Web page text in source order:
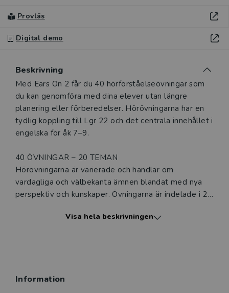
Provläs
Digital demo
Beskrivning
Beskrivning
Med Ears On 2 får du 40 hörförståelseövningar som
du kan genomföra med dina elever utan längre
planering eller förberedelser. Hörövningarna har en
tydlig koppling till Lgr 22 och det centrala innehållet i
engelska för åk 7–9.
40 ÖVNINGAR – 20 TEMAN
Hörövningarna är varierade och handlar om
vardagliga och välbekanta ämnen blandat med nya
perspektiv och kunskaper. Övningarna är indelade i 20
innehållet, variant av engelska och längd. Därefter
Visa hela beskrivningen
Information